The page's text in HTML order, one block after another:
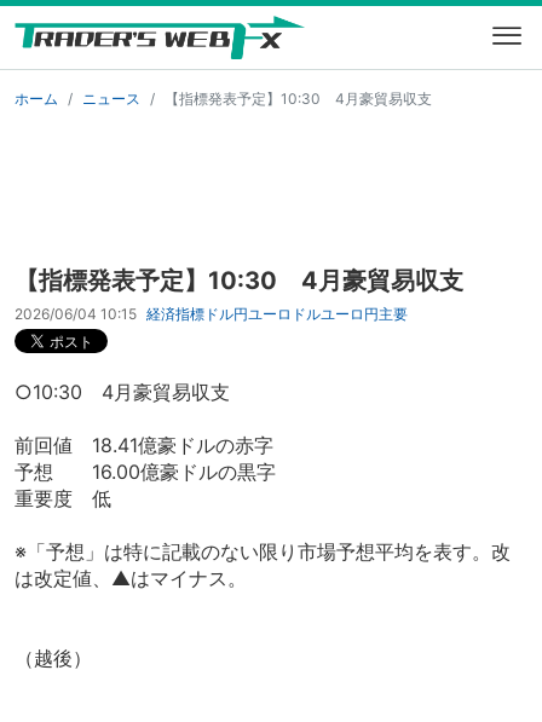
ホーム ニュース 【指標発表予定】10:30 4月豪貿易収支
【指標発表予定】10:30 4月豪貿易収支
2026/06/04 10:15 経済指標 ドル円ユーロドルユーロ円主要
○10:30 4月豪貿易収支
前回値 18.41億豪ドルの赤字
予想 16.00億豪ドルの黒字
重要度 低
※「予想」は特に記載のない限り市場予想平均を表す。改
は改定値、▲はマイナス。
（越後）